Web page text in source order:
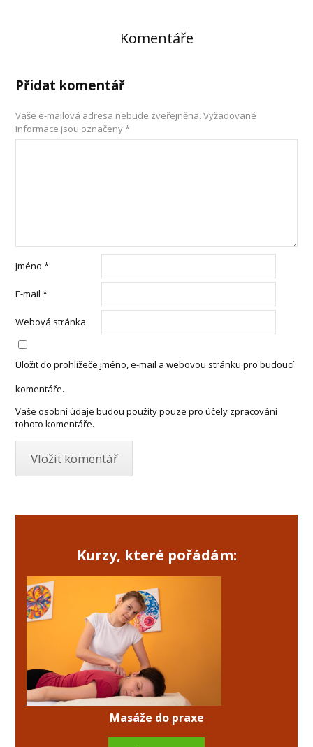
Komentáře
Přidat komentář
Vaše e-mailová adresa nebude zveřejněna. Vyžadované
informace jsou označeny*
Jméno*
E-mail*
Webová stránka
Uložit do prohlížeče jméno, e-mail a webovou stránku pro budoucí
komentáře.
Vaše osobní údaje budou použity pouze pro účely zpracování
tohoto komentáře.
Kurzy, které pořádám:
Masáže do praxe